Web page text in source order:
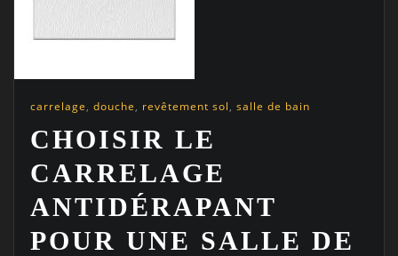
carrelage, douche, revêtement sol, salle de bain
CHOISIR LE
CARRELAGE
ANTIDÉRAPANT
POUR UNE SALLE DE